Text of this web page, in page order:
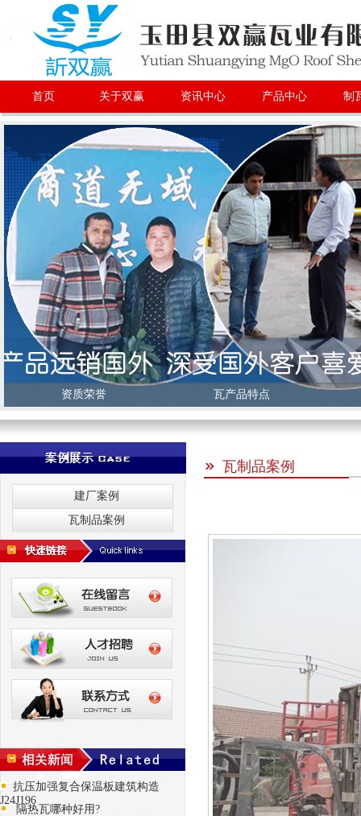
首页 关于双赢 资讯中心 产品中心 制
资质荣誉 瓦产品特点
建厂案例
瓦制品案例
抗压加强复合保温板建筑构造
J24J196
隔热瓦哪种好用?
瓦制品案例